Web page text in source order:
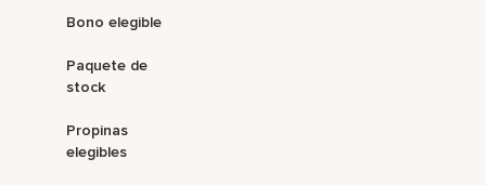
Bono elegible
Paquete de
stock
Propinas
elegibles